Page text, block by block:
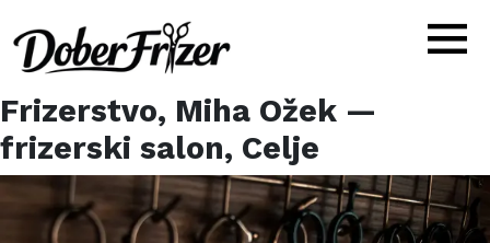
Frizerstvo, Miha Ožek —
frizerski salon, Celje